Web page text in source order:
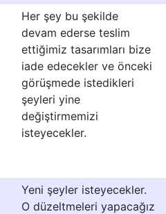
Her şey bu şekilde
devam ederse teslim
ettiğimiz tasarımları bize
iade edecekler ve önceki
görüşmede istedikleri
şeyleri yine
değiştirmemizi
isteyecekler.
Yeni şeyler isteyecekler.
O düzeltmeleri yapacağız